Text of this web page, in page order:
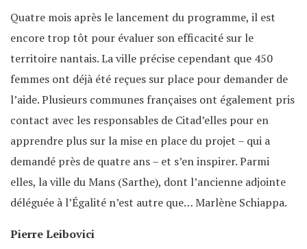
Quatre mois après le lancement du programme, il est
encore trop tôt pour évaluer son efficacité sur le
territoire nantais. La ville précise cependant que 450
femmes ont déjà été reçues sur place pour demander de
l’aide. Plusieurs communes françaises ont également pris
contact avec les responsables de Citad’elles pour en
apprendre plus sur la mise en place du projet – qui a
demandé près de quatre ans – et s’en inspirer. Parmi
elles, la ville du Mans (Sarthe), dont l’ancienne adjointe
déléguée à l’Égalité n’est autre que… Marlène Schiappa.
Pierre Leibovici